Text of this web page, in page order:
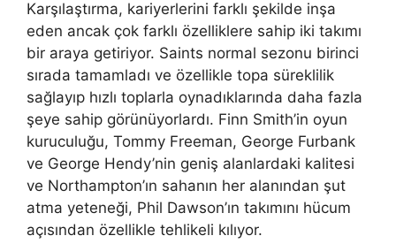
Karşılaştırma, kariyerlerini farklı şekilde inşa
eden ancak çok farklı özelliklere sahip iki takımı
bir araya getiriyor. Saints normal sezonu birinci
sırada tamamladı ve özellikle topa süreklilik
sağlayıp hızlı toplarla oynadıklarında daha fazla
şeye sahip görünüyorlardı. Finn Smith’in oyun
kuruculuğu, Tommy Freeman, George Furbank
ve George Hendy’nin geniş alanlardaki kalitesi
ve Northampton’ın sahanın her alanından şut
atma yeteneği, Phil Dawson’ın takımını hücum
açısından özellikle tehlikeli kılıyor.